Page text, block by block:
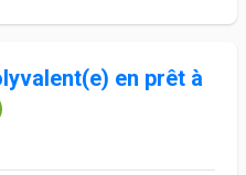
en prêt à